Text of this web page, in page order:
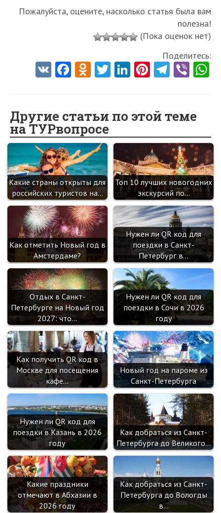
Пожалуйста, оцените, насколько статья была вам
полезна!
(Пока оценок нет)
Поделитесь:
V Fa
o
o
k
O
o
kl
as
sn
ik
i
T
er
Li
dI
n
Pi
es
t
Te
a
m
Vi
Другие статьи по этой теме
на ТУРвопросе
Какие страны открыты для
российских туристов на…
Топ 10 лучших новогодних
экскурсий по…
Как отметить Новый год в
Амстердаме?
Нужен ли QR код для
поездки в Санкт-
Петербург в…
Отдых в Санкт-
Петербурге на Новый год
2027: что…
Нужен ли QR код для
поездки в Сочи в 2026
году
Как получить QR код в
Москве для посещения
кафе…
Новый год на пароме из
Санкт-Петербурга
Нужен ли QR код для
поездки в Казань в 2026
году
Как добраться из Санкт-
Петербурга до Великого…
Какие праздники
отмечают в Абхазии в
2026 году
Как добраться из Санкт-
Петербурга до Вологды
в…